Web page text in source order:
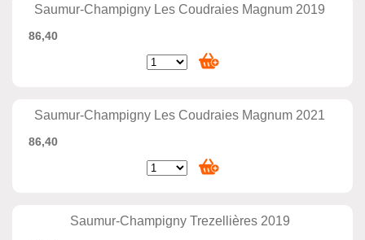
Saumur-Champigny Les Coudraies Magnum 2019
86,40
Saumur-Champigny Les Coudraies Magnum 2021
86,40
Saumur-Champigny Trezellières 2019